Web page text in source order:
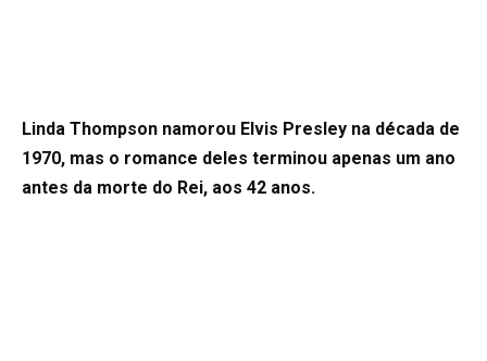
Linda Thompson namorou Elvis Presley na década de
1970, mas o romance deles terminou apenas um ano
antes da morte do Rei, aos 42 anos.